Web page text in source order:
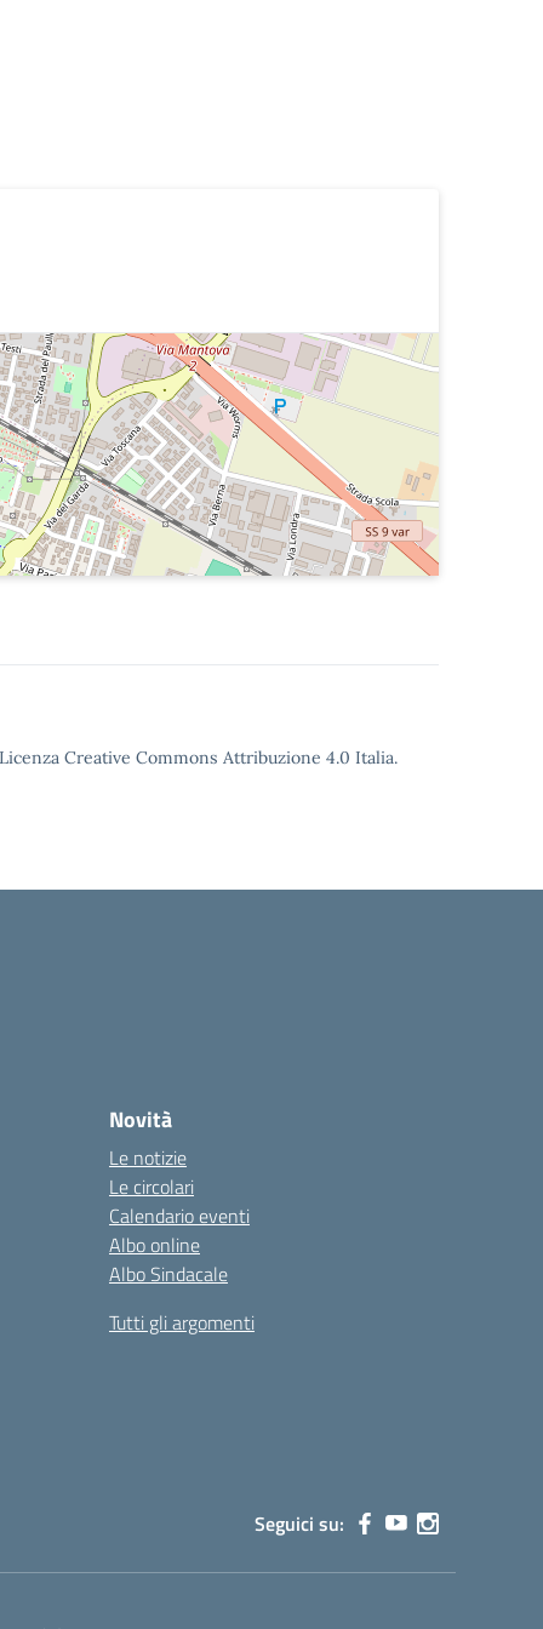
Creative Commons Attribuzione 4.0 Italia.
Novità
Le notizie
Le circolari
Calendario eventi
Albo online
Albo Sindacale
Tutti gli argomenti
Seguici su: